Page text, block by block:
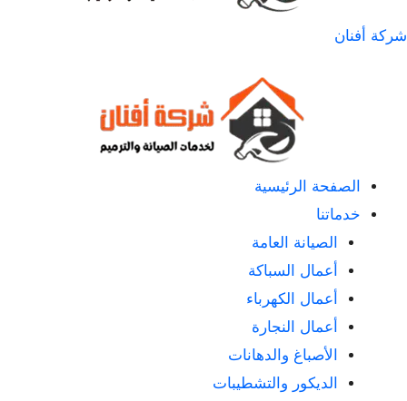
شركة أفنان
الصفحة الرئيسية
خدماتنا
الصيانة العامة
أعمال السباكة
أعمال الكهرباء
أعمال النجارة
الأصباغ والدهانات
الديكور والتشطيبات